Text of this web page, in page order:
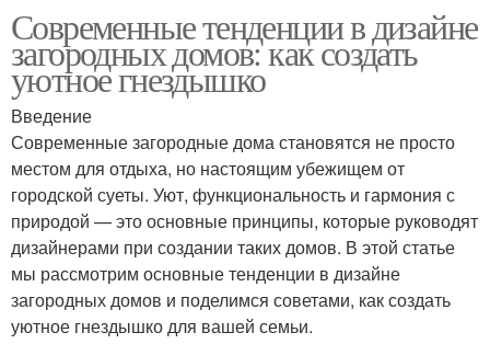
Современные тенденции в дизайне
загородных домов: как создать
уютное гнездышко
Введение
Современные загородные дома становятся не просто
местом для отдыха, но настоящим убежищем от
городской суеты. Уют, функциональность и гармония с
природой — это основные принципы, которые руководят
дизайнерами при создании таких домов. В этой статье
мы рассмотрим основные тенденции в дизайне
загородных домов и поделимся советами, как создать
уютное гнездышко для вашей семьи.